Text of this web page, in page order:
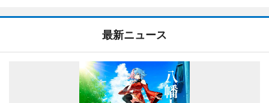
最新ニュース